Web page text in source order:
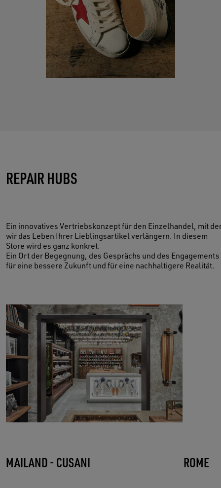
PFLEGEN SIE IHRE
REPAIR HUBS
Ein innovatives Vertriebskonzept für den Einzelhandel, mit
wir das Leben Ihrer Lieblingsartikel verlängern. In diesem
Store wird es ganz konkret.
Ein Ort der Begegnung, des Gesprächs und des Engagements
für eine bessere Zukunft und für eine nachhaltigere Realität.
MAILAND - CUSANI ROME